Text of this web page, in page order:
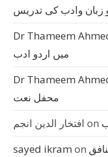
زبان وادب کی تدریس
Dr Thameem
میں اردو ادب
Dr Thameem
محفل نعت
افتخار الدین انجم on
sayed ikram on